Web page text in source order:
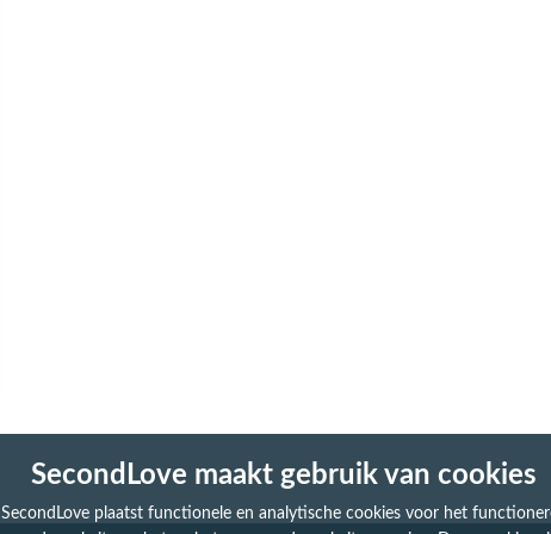
SecondLove maakt gebruik van cookies
SecondLove plaatst functionele en analytische cookies voor het